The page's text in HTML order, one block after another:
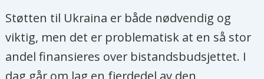
Støtten til Ukraina er både nødvendig og
viktig, men det er problematisk at en så stor
andel finansieres over bistandsbudsjettet. I
dag går om lag en fjerdedel av den